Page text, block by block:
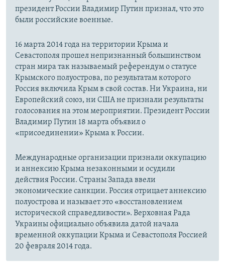
президент России Владимир Путин признал, что это
были российские военные.
16 марта 2014 года на территории Крыма и
Севастополя прошел непризнанный большинством
стран мира так называемый референдум о статусе
Крымского полуострова, по результатам которого
Россия включила Крым в свой состав. Ни Украина, ни
Европейский союз, ни США не признали результаты
голосования на этом мероприятии. Президент России
Владимир Путин 18 марта объявил о
«присоединении» Крыма к России.
Международные организации признали оккупацию
и аннексию Крыма незаконными и осудили
действия России. Страны Запада ввели
экономические санкции. Россия отрицает аннексию
полуострова и называет это «восстановлением
исторической справедливости». Верховная Рада
Украины официально объявила датой начала
временной оккупации Крыма и Севастополя Россией
20 февраля 2014 года.